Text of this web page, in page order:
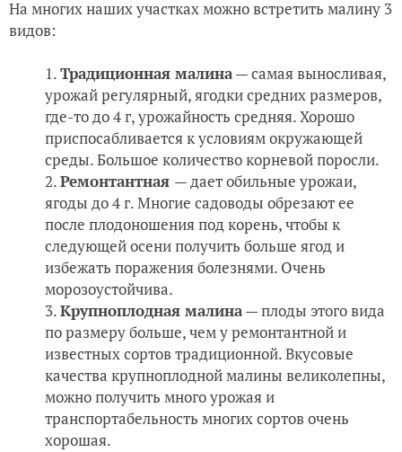
На многих наших участках можно встретить малину 3
видов:
Традиционная малина— самая выносливая,
урожай регулярный, ягодки средних размеров,
где-то до 4 г, урожайность средняя. Хорошо
приспосабливается к условиям окружающей
среды. Большое количество корневой поросли.
Ремонтантная — дает обильные урожаи,
ягоды до 4 г. Многие садоводы обрезают ее
после плодоношения под корень, чтобы к
следующей осени получить больше ягод и
избежать поражения болезнями. Очень
морозоустойчива.
Крупноплодная малина— плоды этого вида
по размеру больше, чем у ремонтантной и
известных сортов традиционной. Вкусовые
качества крупноплодной малины великолепны,
можно получить много урожая и
транспортабельность многих сортов очень
хорошая.